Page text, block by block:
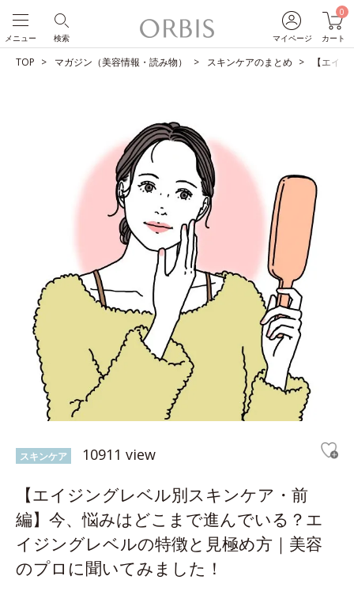
マイページ
0
カート
検索
メニュー
TOP マガジン（美容情報・読み物） スキンケアのまとめ 【エイ
スキンケア 10911 view
【エイジングレベル別スキンケア・前
編】今、悩みはどこまで進んでいる？エ
イジングレベルの特徴と見極め方｜美容
のプロに聞いてみました！